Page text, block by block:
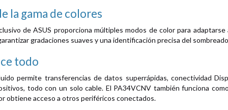
la gama de colores
de ASUS proporciona múltiples modos de color para
gradaciones suaves y una identificación precisa del
todo
permite transferencias de datos superrápidas, conectividad
todo con un solo cable. El PA34VCNV también funciona
obtiene acceso a otros periféricos conectados.